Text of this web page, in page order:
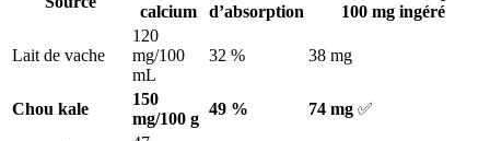
calcium
d’absorption
100 mg ingéré
Lait de vache
120
mg/100
mL
32 % 38 mg
Chou kale
150
mg/100 g
49 % 74 mg ✅